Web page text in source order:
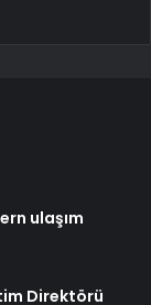
ulaşım
Direktörü